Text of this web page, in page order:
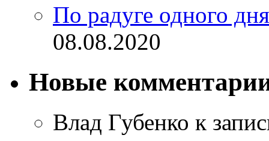
По радуге одного дня
08.08.2020
Новые
Влад Губенко к